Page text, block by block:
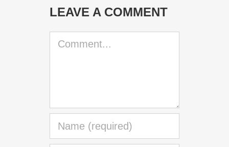
LEAVE A COMMENT
Comment